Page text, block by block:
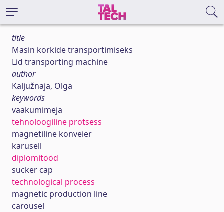
title
Masin korkide transportimiseks
Lid transporting machine
author
Kaljužnaja, Olga
keywords
vaakumimeja
tehnoloogiline protsess
magnetiline konveier
karusell
diplomitööd
sucker cap
technological process
magnetic production line
carousel